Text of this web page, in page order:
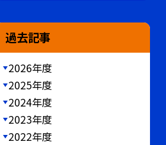
過去記事
2026年度
2025年度
2024年度
2023年度
2022年度